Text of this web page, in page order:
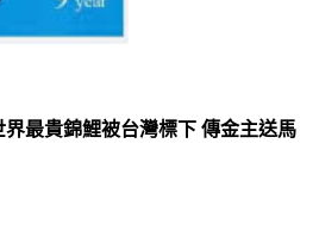
界最貴錦鯉被台灣標下 傳金主送馬